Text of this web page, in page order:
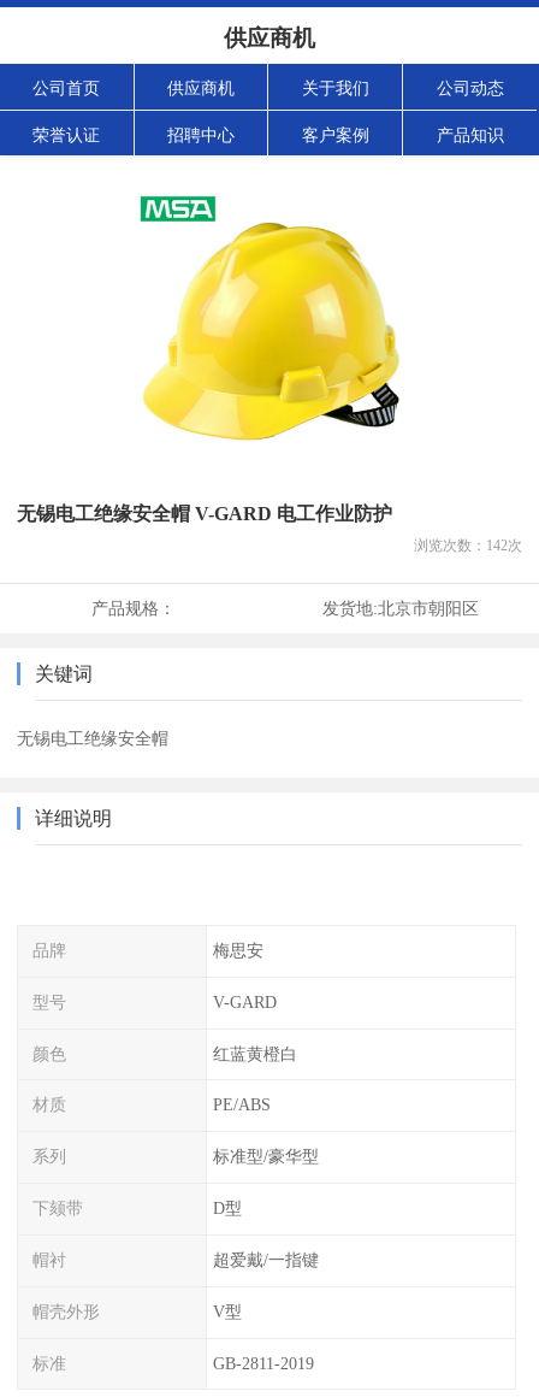
供应商机
公司首页 供应商机 关于我们 公司动态
荣誉认证 招聘中心 客户案例 产品知识
无锡电工绝缘安全帽 V-GARD 电工作业防护
浏览次数： 142次
产品规格： 发货地:北京市朝阳区
关键词
无锡电工绝缘安全帽
详细说明
品牌 梅思安
型号 V-GARD
颜色 红蓝黄橙白
材质 PE/ABS
系列 标准型/豪华型
下颏带 D型
帽衬 超爱戴/一指键
帽壳外形 V型
标准 GB-2811-2019